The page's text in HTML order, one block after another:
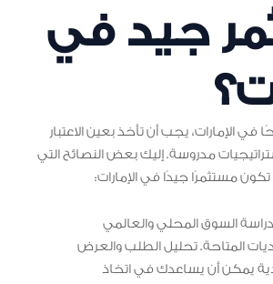
جيد في
في الإمارات، يجب أن تأخذ بعين الاعتبار
مدروسة. إليك بعض النصائح التي
مستثمرًا جيدًا في الإمارات:
السوق المحلي والعالمي
المتاحة. تحليل الطلب والعرض
يمكن أن يساعدك في اتخاذ